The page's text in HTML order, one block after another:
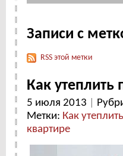
Записи с
RSS этой метки
Как утеплить
5 июля 2013
Метки: Как
квартире